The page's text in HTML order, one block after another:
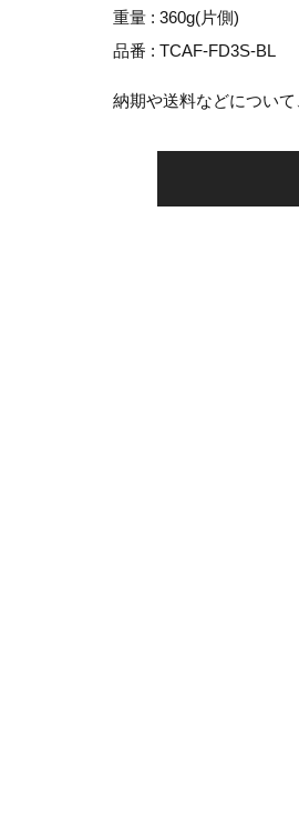
重量 : 360g(片側)
品番 : TCAF-FD3S-BL
納期や送料などについ